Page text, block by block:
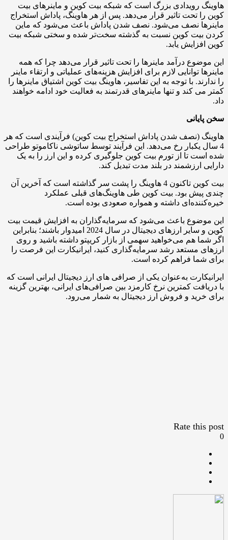
هاوینگ رویدادی بزرگ است که شبکه بیت کوین و ماینرهای بیت
کوین را تحت تاثیر قرار می‌دهد. پس از هر هاوینگ، پاداش استخراج
ماینرها نصف می‌شود. نصف شدن پاداش باعث می‌شود که ماین
کردن بیت کوین نسبت به گذشته سخت‌تر شده و سختی شبکه بیت
کوین افزایش یابد.
این موضوع درآمد ماینرها را تحت تاثیر قرار می‌دهد چرا که همه
ماینرها توانایی لازم برای افزایش هزینه‌های عملیاتی و ارتقاء ماینر
را ندارند. با توجه به این تفاسیر، هاوینگ بیت کوین اشتیاق ماینرها را
کمتر می کند و تنها ماینرهای قدرتمند به فعالیت خود ادامه خواهند
داد.
سخن پایانی
هاوینگ (نصف شدن پاداش استخراج بیت کوین) فرآیندی است که هر
4 سال یکبار رخ می‌دهد. این فرآیند توسط ساتوشی ناکاموتو طراحی
شده است تا از تورم بیت کوین جلوگیری کرده و این ارز را به یک
دارایی ارزشمند در بلند مدت تبدیل کند.
بیت کوین تاکنون 4 هاوینگ را پشت سر گذاشته است که آخرین آن
چندی پیش بود. بیت کوین طی هاوینگ‌های قبلی عملکرد
خیره‌کننده‌ای داشته و همواره صعودی بوده است.
این موضوع باعث می‌شود که سرمایه‌گذاران به افزایش قیمت بیت
کوین و سایر ارزهای دیجیتال در سال 2024 امیدوار باشند؛ بنابراین
اگر شما هم می‌خواهید سهمی از بازار کریپتو داشته باشید و روی
ارزهای مستعد رشد سرمایه‌گذاری کنید، ایرانیکارت این فرصت را
برای شما فراهم کرده است.
ایرانیکارت به‌عنوان یکی از صرافی های ارز دیجیتال ایرانی است که
با دریافت کمترین نرخ کارمزد بین صرافی‌های ایرانی، بهترین گزینه
برای خرید و فروش ارز دیجیتال به شمار می‌رود.
Rate this post
0